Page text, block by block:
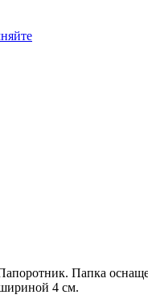
Папка
4 см.